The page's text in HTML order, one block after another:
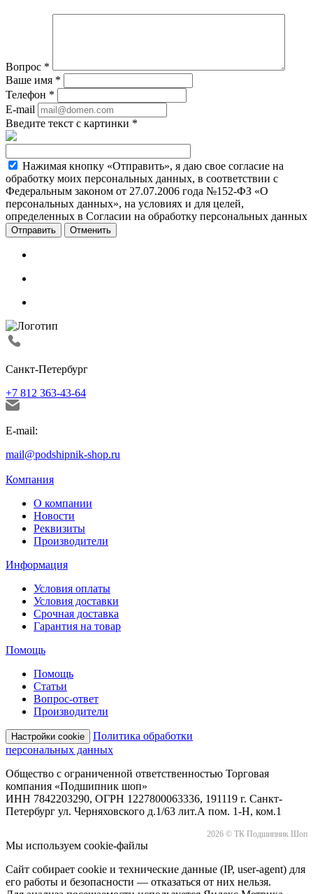
Вопрос *
Ваше имя *
Телефон *
E-mail
Введите текст с картинки *
Нажимая кнопку «Отправить», я даю свое согласие на
обработку моих персональных данных, в соответствии с
Федеральным законом от 27.07.2006 года №152-ФЗ «О
персональных данных», на условиях и для целей,
определенных в Согласии на обработку персональных данных
Отменить
Санкт-Петербург
+7 812 363-43-64
E-mail:
mail@podshipnik-shop.ru
Компания
О компании
Новости
Реквизиты
Производители
Информация
Условия оплаты
Условия доставки
Срочная доставка
Гарантия на товар
Помощь
Помощь
Статьи
Вопрос-ответ
Производители
Настройки cookie
Политика обработки
персональных данных
Общество с ограниченной ответственностью Торговая
компания «Подшипник шоп»
ИНН 7842203290, ОГРН 1227800063336, 191119 г. Санкт-
Петербург ул. Черняховского д.1/63 лит.А пом. 1-Н, ком.1
2026 © ТК Подшипник Шоп
Мы используем cookie-файлы
Сайт собирает cookie и технические данные (IP, user-agent) для
его работы и безопасности — отказаться от них нельзя.